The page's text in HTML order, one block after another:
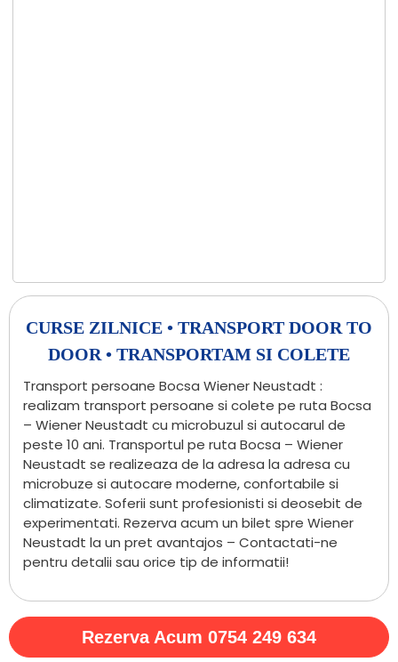
CURSE ZILNICE • TRANSPORT DOOR TO
DOOR • TRANSPORTAM SI COLETE
Transport persoane Bocsa Wiener Neustadt :
realizam transport persoane si colete pe ruta Bocsa
– Wiener Neustadt cu microbuzul si autocarul de
peste 10 ani. Transportul pe ruta Bocsa – Wiener
Neustadt se realizeaza de la adresa la adresa cu
microbuze si autocare moderne, confortabile si
climatizate. Soferii sunt profesionisti si deosebit de
experimentati. Rezerva acum un bilet spre Wiener
Neustadt la un pret avantajos – Contactati-ne
pentru detalii sau orice tip de informatii!
Rezerva Acum 0754 249 634